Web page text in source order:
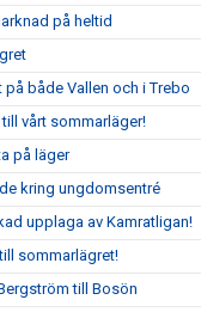
på heltid
både Vallen och i Trebo
vårt sommarläger!
på läger
kring ungdomsentré
upplaga av Kamratligan!
sommarlägret!
till Bosön